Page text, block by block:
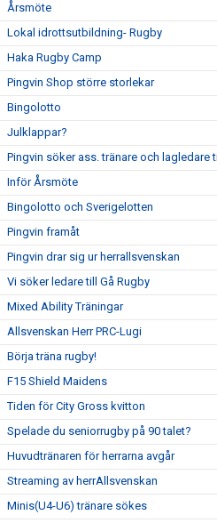
Årsmöte
Lokal idrottsutbildning- Rugby
Haka Rugby Camp
Pingvin Shop större storlekar
Bingolotto
Julklappar?
Pingvin söker ass. tränare och lagledare
Inför Årsmöte
Bingolotto och Sverigelotten
Pingvin framåt
Pingvin drar sig ur herrallsvenskan
Vi söker ledare till Gå Rugby
Mixed Ability Träningar
Allsvenskan Herr PRC-Lugi
Börja träna rugby!
F15 Shield Maidens
Tiden för City Gross kvitton
Spelade du seniorrugby på 90 talet?
Huvudtränaren för herrarna avgår
Streaming av herrAllsvenskan
Minis(U4-U6) tränare sökes